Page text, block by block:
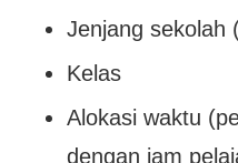
Jenjang sekolah
Kelas
Alokasi waktu
dengan jam